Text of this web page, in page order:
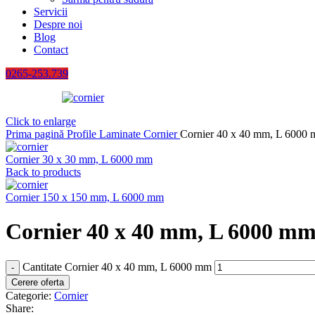
Servicii
Despre noi
Blog
Contact
0265-253.739
Click to enlarge
Prima pagină Profile Laminate CornierCornier 40 x 40 mm, L 6000
Cornier 30 x 30 mm, L 6000 mm
Back to products
Cornier 150 x 150 mm, L 6000 mm
Cornier 40 x 40 mm, L 6000
Cantitate Cornier 40 x 40 mm, L 6000 mm
Cerere oferta
Categorie: Cornier
Share: